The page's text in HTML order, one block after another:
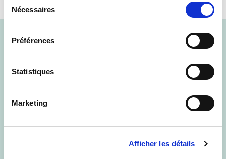
Nécessaires
Préférences
Statistiques
Marketing
Afficher les détails
NOS COMPÉTENCES
Contact